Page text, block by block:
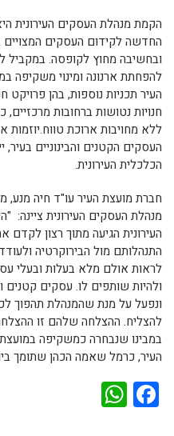
הקמת מנהלת העסקים העירונית
החדשה לקידום העסקים המצויים
ובחשיבה מחוץ לקופסה. במקביל
להפחתת ארנונה ומינוי משקיפה
העיר תכניות נוספות, בהן
חנויות נטושות ברחובות
ללא מחויבות ארוכת טווח.יוזמות
העסקים הקטנים והבינוניים בעיר,
הכלכלית העירונית.
חברת מועצת העיר עו"ד חיה מנע,
מנהלת העסקים העירונית ציינה:
העירונית הגיעה מתוך רצון
התנהלותם מול הבירוקרטיה
לראות אולם מלא בעלות ובעלי
ולהיות שותפים לו. עסקים קטנים
ונפעל על מנת שהמנהלת תהפוך
להצליח. ההצלחה שלהם זו
במבינו שנבחרה כמשקיפה
העיר, כרמל שאמה הכהן שתומך
Facebook